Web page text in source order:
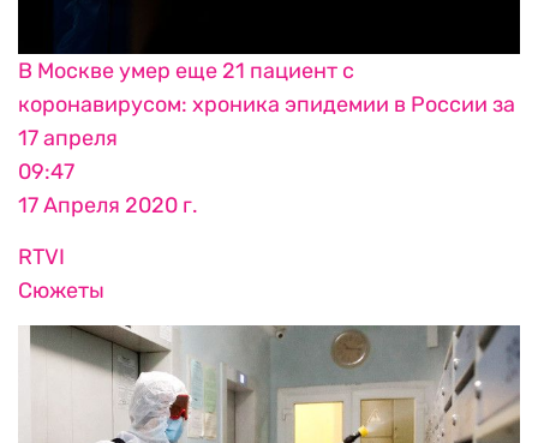
В Москве умер еще 21 пациент с
коронавирусом: хроника эпидемии в России за
17 апреля
09:47
17 Апреля 2020 г.
RTVI
Сюжеты